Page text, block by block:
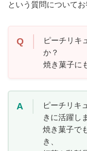
という質問についてお
Q
ピーチリキ
か？
焼き菓子に
A
ピーチリキ
きに活躍し
焼き菓子で
き、